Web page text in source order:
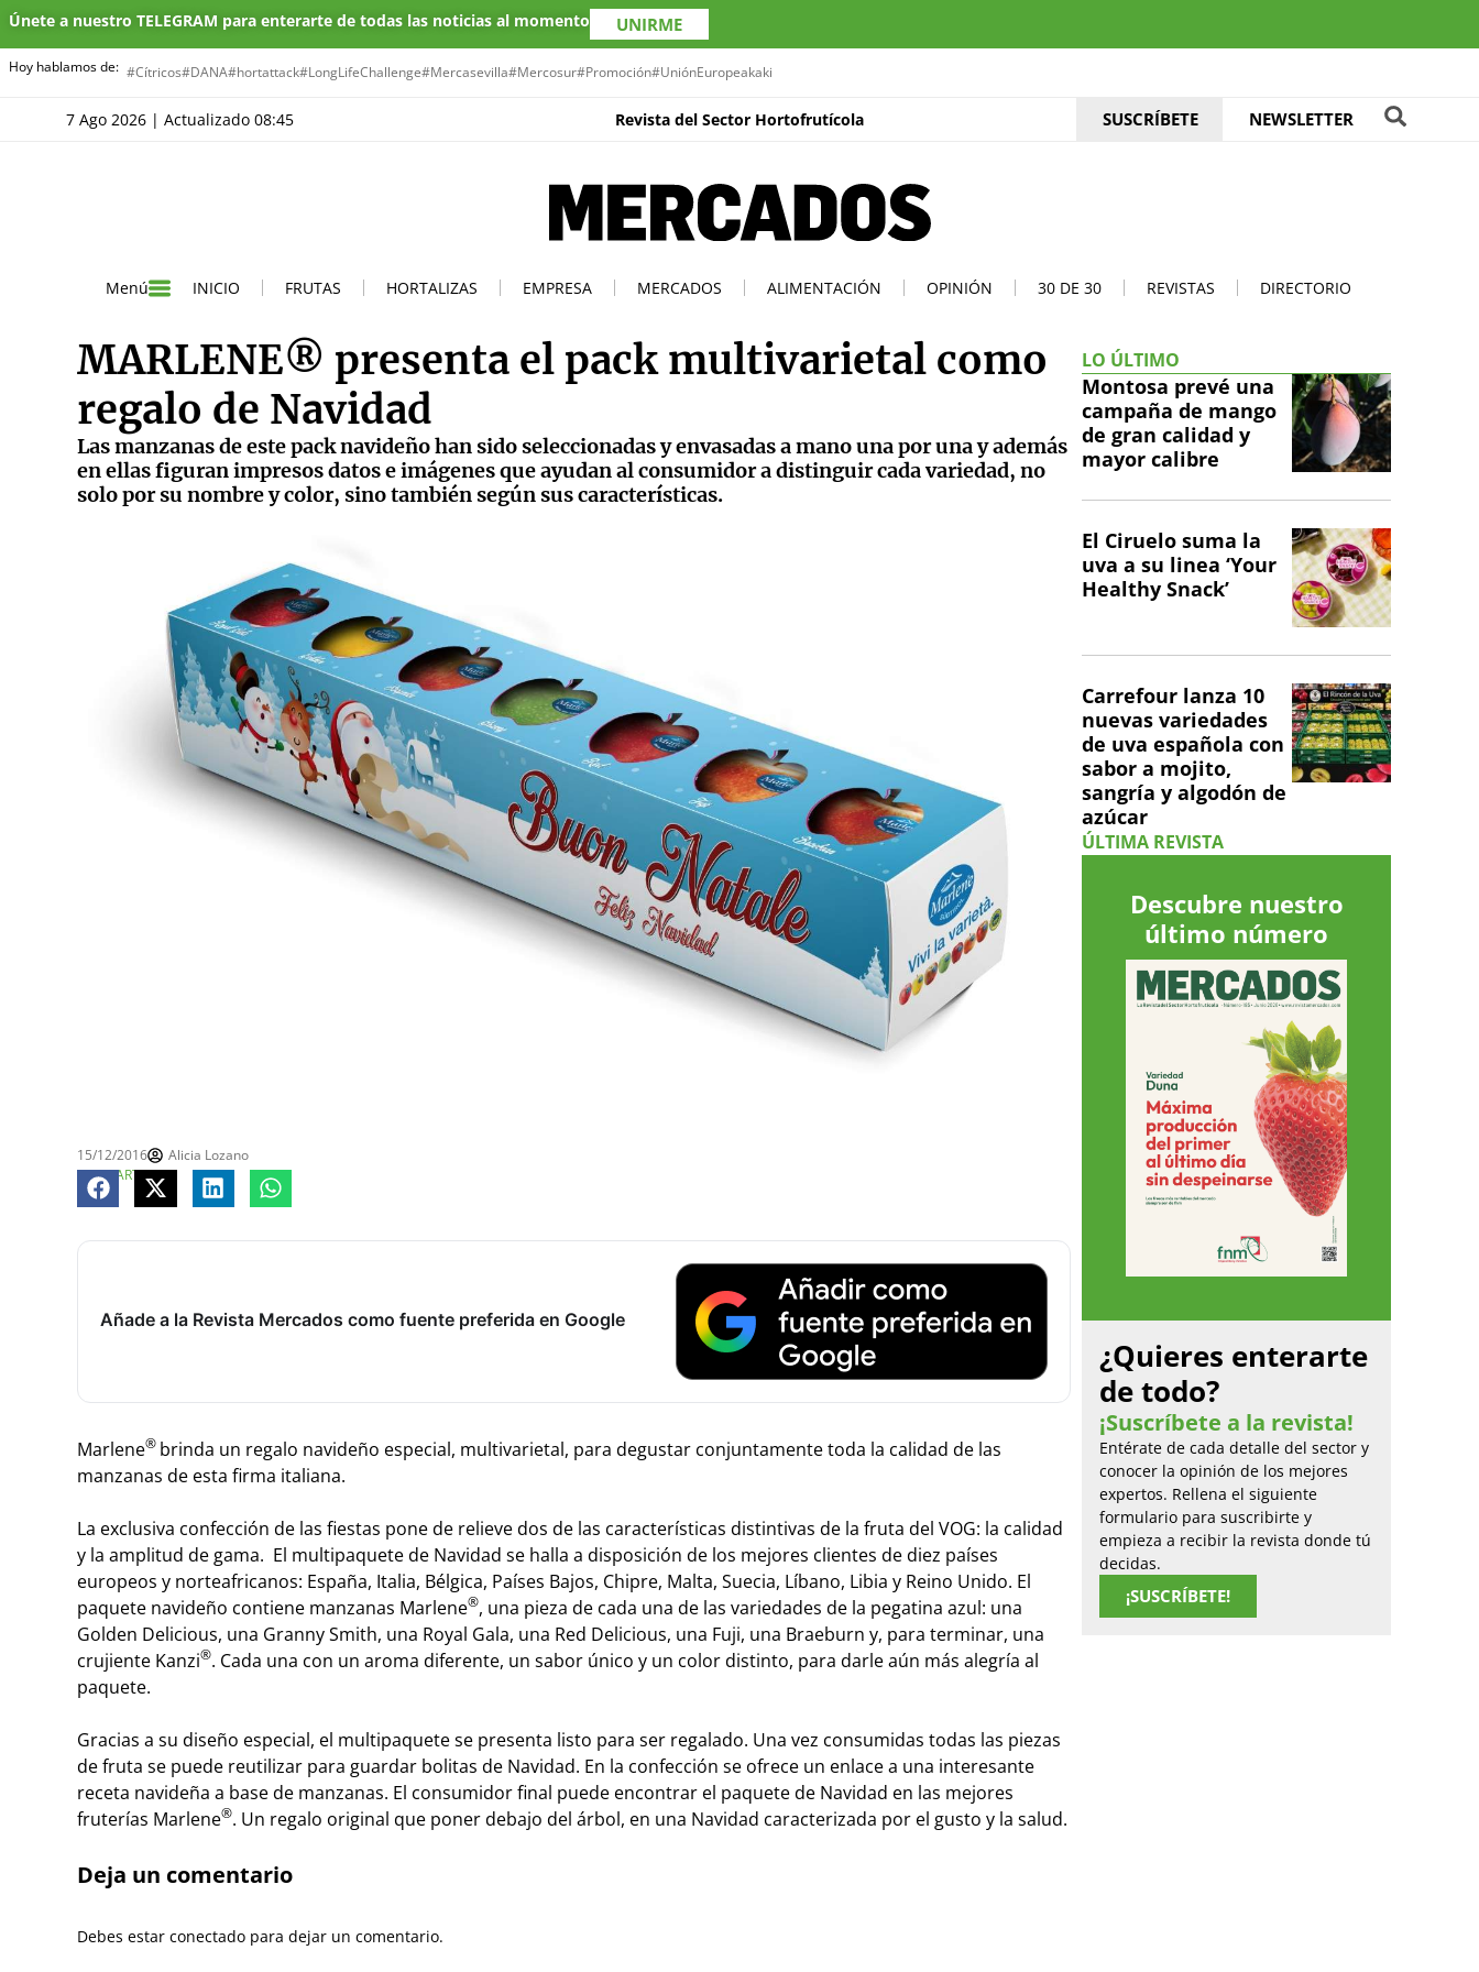
Únete a nuestro TELEGRAM para enterarte de todas las noticias al momento UNIRME
Hoy hablamos de: #Cítricos#DANA#hortattack#LongLifeChallenge#Mercasevilla#Mercosur#Promoción#UniónEuropeakaki
7 Ago 2026 | Actualizado 08:45 Revista del Sector Hortofrutícola SUSCRÍBETE NEWSLETTER
Menú INICIO FRUTAS HORTALIZAS EMPRESA MERCADOS ALIMENTACIÓN OPINIÓN 30 DE 30 REVISTAS DIRECTORIO
MARLENE® presenta el pack multivarietal como
regalo de Navidad
Las manzanas de este pack navideño han sido seleccionadas y envasadas a mano una por una y además
en ellas figuran impresos datos e imágenes que ayudan al consumidor a distinguir cada variedad, no
solo por su nombre y color, sino también según sus características.
15/12/2016
Alicia Lozano
COMPARTE
Añade a la Revista Mercados como fuente preferida en Google
Marlene® brinda un regalo navideño especial, multivarietal, para degustar conjuntamente toda la calidad de las
manzanas de esta firma italiana.
La exclusiva confección de las fiestas pone de relieve dos de las características distintivas de la fruta del VOG: la calidad
y la amplitud de gama. El multipaquete de Navidad se halla a disposición de los mejores clientes de diez países
europeos y norteafricanos: España, Italia, Bélgica, Países Bajos, Chipre, Malta, Suecia, Líbano, Libia y Reino Unido. El
paquete navideño contiene manzanas Marlene®, una pieza de cada una de las variedades de la pegatina azul: una
Golden Delicious, una Granny Smith, una Royal Gala, una Red Delicious, una Fuji, una Braeburn y, para terminar, una
crujiente Kanzi®. Cada una con un aroma diferente, un sabor único y un color distinto, para darle aún más alegría al
paquete.
Gracias a su diseño especial, el multipaquete se presenta listo para ser regalado. Una vez consumidas todas las piezas
de fruta se puede reutilizar para guardar bolitas de Navidad. En la confección se ofrece un enlace a una interesante
receta navideña a base de manzanas. El consumidor final puede encontrar el paquete de Navidad en las mejores
fruterías Marlene®. Un regalo original que poner debajo del árbol, en una Navidad caracterizada por el gusto y la salud.
Deja un comentario
Debes estar conectado para dejar un comentario.
LO ÚLTIMO
Montosa prevé una
campaña de mango
de gran calidad y
mayor calibre
El Ciruelo suma la
uva a su linea ‘Your
Healthy Snack’
Carrefour lanza 10
nuevas variedades
de uva española con
sabor a mojito,
sangría y algodón de
azúcar
ÚLTIMA REVISTA
Descubre nuestro
último número
¿Quieres enterarte
de todo?
¡Suscríbete a la revista!
Entérate de cada detalle del sector y
conocer la opinión de los mejores
expertos. Rellena el siguiente
formulario para suscribirte y
empieza a recibir la revista donde tú
decidas.
¡SUSCRÍBETE!